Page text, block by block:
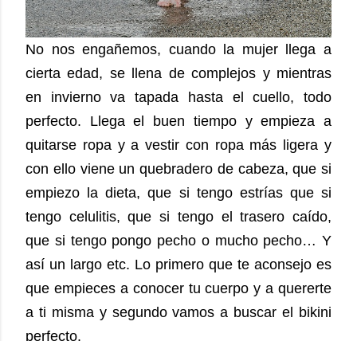
No nos engañemos, cuando la mujer llega a
cierta edad, se llena de complejos y mientras
en invierno va tapada hasta el cuello, todo
perfecto. Llega el buen tiempo y empieza a
quitarse ropa y a vestir con ropa más ligera y
con ello viene un quebradero de cabeza, que si
empiezo la dieta, que si tengo estrías que si
tengo celulitis, que si tengo el trasero caído,
que si tengo pongo pecho o mucho pecho… Y
así un largo etc. Lo primero que te aconsejo es
que empieces a conocer tu cuerpo y a quererte
a ti misma y segundo vamos a buscar el bikini
perfecto.